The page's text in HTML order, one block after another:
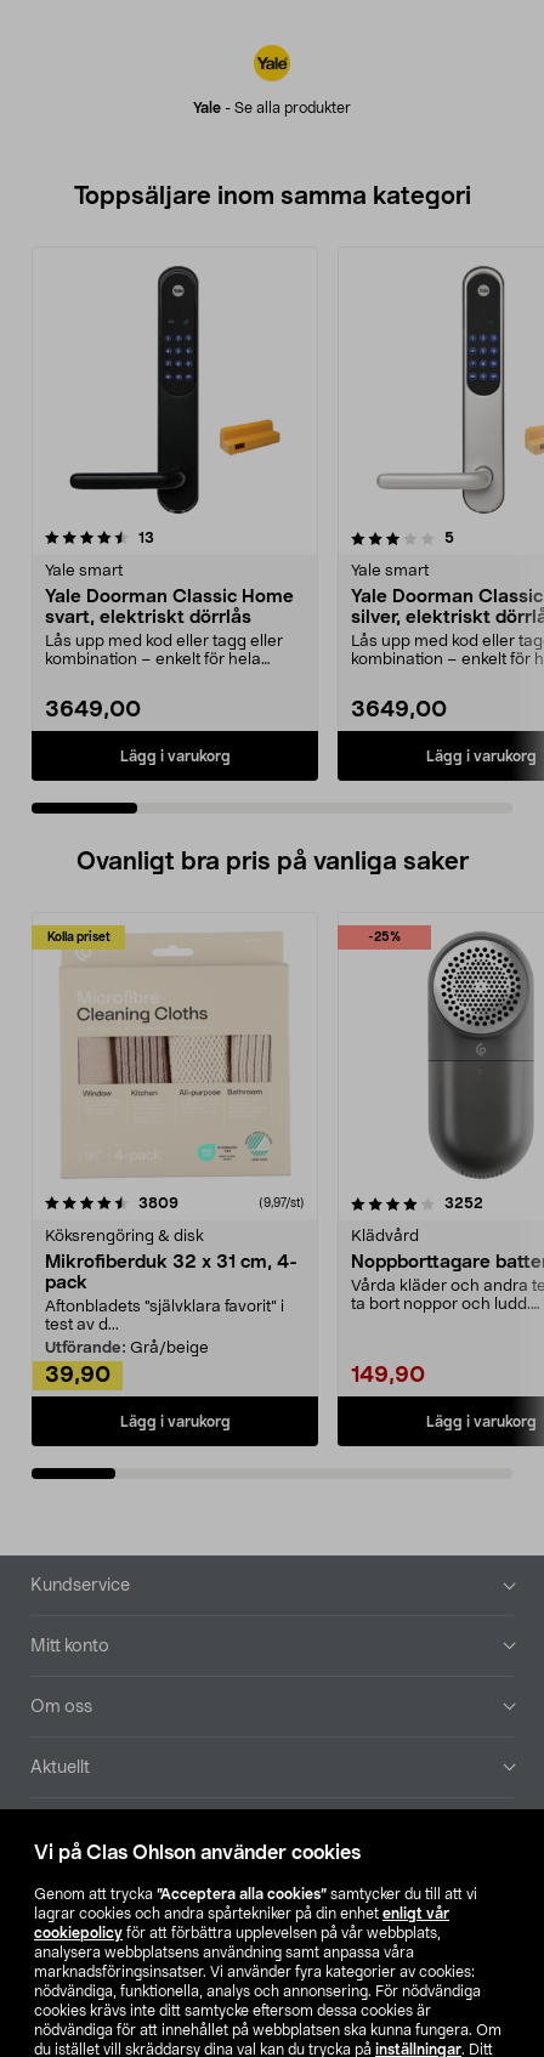
Vi på Clas Ohlson använder cookies
Genom att trycka ”Acceptera alla cookies” samtycker du till att vi
lagrar cookies och andra spårtekniker på din enhet enligt vår
cookiepolicy för att förbättra upplevelsen på vår webbplats,
analysera webbplatsens användning samt anpassa våra
marknadsföringsinsatser. Vi använder fyra kategorier av cookies:
nödvändiga, funktionella, analys och annonsering. För nödvändiga
cookies krävs inte ditt samtycke eftersom dessa cookies är
nödvändiga för att innehållet på webbplatsen ska kunna fungera. Om
du istället vill skräddarsy dina val kan du trycka på inställningar. Ditt
Yale - Se alla produkter
Toppsäljare inom samma kategori
13
Yale smart
Yale Doorman Classic Home
svart, elektriskt dörrlås
Lås upp med kod eller tagg eller
kombination – enkelt för hela
3649,00
Lägg i varukorg
3.5 av 5 stjärnor 5recensioner
Yale smart
Yale Doorman
silver, elektriskt
Lås upp med kod eller
kombination – enkelt för
3649,00
Lägg i varukorg
4.5 av 5 stjärnor
Ovanligt bra pris på vanliga saker
Kolla priset
3809recensioner (9,97/st)
Köksrengöring & disk
Mikrofiberduk 32 x 31 cm, 4-
pack
Aftonbladets "självklara favorit” i
test av d...
Utförande: Grå/beige
39,90
Lägg i varukorg
-25%
4.0av 5 stjärnor 3252
Klädvård
Noppborttagare
Vårda kläder och andra
ta bort noppor och ludd.
149,90
Lägg i varukorg
4.5av 5 stjärnor
Sidfot
Kundservice
Mitt konto
Om oss
Aktuellt
Hitta butik
SE NO FI